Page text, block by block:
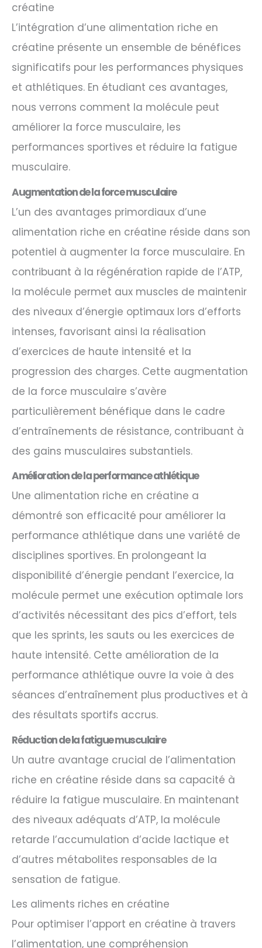
créatine
L’intégration d’une alimentation riche en
créatine présente un ensemble de bénéfices
significatifs pour les performances physiques
et athlétiques. En étudiant ces avantages,
nous verrons comment la molécule peut
améliorer la force musculaire, les
performances sportives et réduire la fatigue
musculaire.
Augmentation de la force musculaire
L’un des avantages primordiaux d’une
alimentation riche en créatine réside dans son
potentiel à augmenter la force musculaire. En
contribuant à la régénération rapide de l’ATP,
la molécule permet aux muscles de maintenir
des niveaux d’énergie optimaux lors d’efforts
intenses, favorisant ainsi la réalisation
d’exercices de haute intensité et la
progression des charges. Cette augmentation
de la force musculaire s’avère
particulièrement bénéfique dans le cadre
d’entraînements de résistance, contribuant à
des gains musculaires substantiels.
Amélioration de la performance athlétique
Une alimentation riche en créatine a
démontré son efficacité pour améliorer la
performance athlétique dans une variété de
disciplines sportives. En prolongeant la
disponibilité d’énergie pendant l’exercice, la
molécule permet une exécution optimale lors
d’activités nécessitant des pics d’effort, tels
que les sprints, les sauts ou les exercices de
haute intensité. Cette amélioration de la
performance athlétique ouvre la voie à des
séances d’entraînement plus productives et à
des résultats sportifs accrus.
Réduction de la fatigue musculaire
Un autre avantage crucial de l’alimentation
riche en créatine réside dans sa capacité à
réduire la fatigue musculaire. En maintenant
des niveaux adéquats d’ATP, la molécule
retarde l’accumulation d’acide lactique et
d’autres métabolites responsables de la
sensation de fatigue.
Les aliments riches en créatine
Pour optimiser l’apport en créatine à travers
l’alimentation, une compréhension